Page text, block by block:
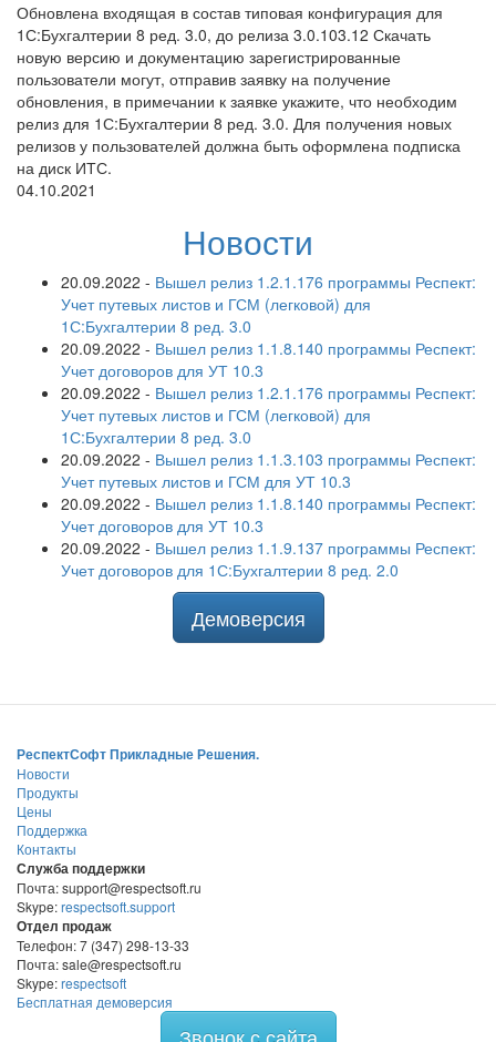
Обновлена входящая в состав типовая конфигурация для
1С:Бухгалтерии 8 ред. 3.0, до релиза 3.0.103.12 Скачать
новую версию и документацию зарегистрированные
пользователи могут, отправив заявку на получение
обновления, в примечании к заявке укажите, что необходим
релиз для 1С:Бухгалтерии 8 ред. 3.0. Для получения новых
релизов у пользователей должна быть оформлена подписка
на диск ИТС.
04.10.2021
Новости
20.09.2022 - Вышел релиз 1.2.1.176 программы Респект:
Учет путевых листов и ГСМ (легковой) для
1С:Бухгалтерии 8 ред. 3.0
20.09.2022 - Вышел релиз 1.1.8.140 программы Респект:
Учет договоров для УТ 10.3
20.09.2022 - Вышел релиз 1.2.1.176 программы Респект:
Учет путевых листов и ГСМ (легковой) для
1С:Бухгалтерии 8 ред. 3.0
20.09.2022 - Вышел релиз 1.1.3.103 программы Респект:
Учет путевых листов и ГСМ для УТ 10.3
20.09.2022 - Вышел релиз 1.1.8.140 программы Респект:
Учет договоров для УТ 10.3
20.09.2022 - Вышел релиз 1.1.9.137 программы Респект:
Учет договоров для 1С:Бухгалтерии 8 ред. 2.0
Демоверсия
РеспектСофт Прикладные Решения.
Новости
Продукты
Цены
Поддержка
Контакты
Служба поддержки
Почта: support@respectsoft.ru
Skype:respectsoft.support
Отдел продаж
Телефон: 7 (347) 298-13-33
Почта: sale@respectsoft.ru
Skype:respectsoft
Бесплатная демоверсия